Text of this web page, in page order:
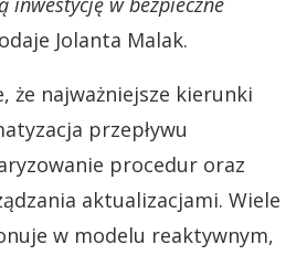
Jolanta Malak.
że najważniejsze kierunki
przepływu
procedur oraz
aktualizacjami. Wiele
w modelu reaktywnym,